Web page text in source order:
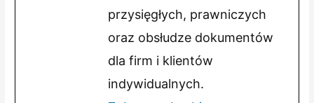
przysięgłych, prawniczych
oraz obsłudze dokumentów
dla firm i klientów
indywidualnych.